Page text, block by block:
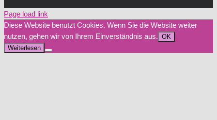
Page load link
Diese Website benutzt Cookies. Wenn Sie die Website weiter
nutzen, gehen wir von Ihrem Einverständnis aus. OK
Weiterlesen